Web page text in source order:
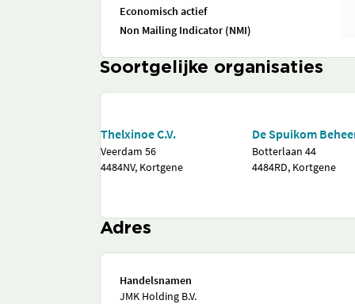
Economisch actief
Non Mailing Indicator (NMI)
Soortgelijke organisaties
Thelxinoe C.V.
Veerdam 56
4484NV, Kortgene
De Spuikom
Botterlaan 44
4484RD, Kortgene
Adres
Handelsnamen
JMK Holding B.V.